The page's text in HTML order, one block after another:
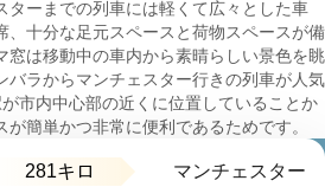
ターまでの列車には軽くて広々とした車
、十分な足元スペースと荷物スペースが備
窓は移動中の車内から素晴らしい景色を眺
バラからマンチェスター行きの列車が人気
市内中心部の近くに位置していることか
簡単かつ非常に便利であるためです。
281キロ マンチェスター